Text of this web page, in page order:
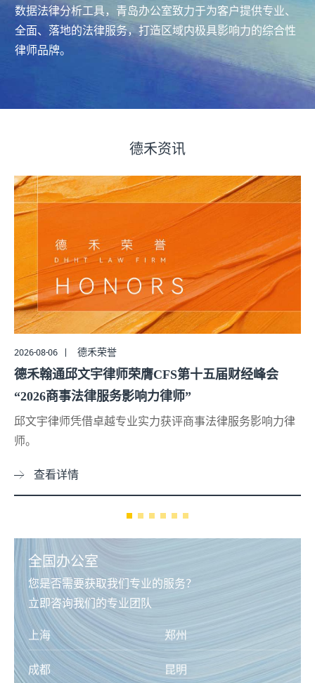
数据法律分析工具，青岛办公室致力于为客户提供专业、
全面、落地的法律服务，打造区域内极具影响力的综合性
律师品牌。
德禾资讯
2026-08-05 德禾动态
合肥市司法局领导一行调研德禾翰通律师事务所
各方围绕区域协同、专业建设与区域法律服务发展深入交
流。
查看详情
全国办公室
您是否需要获取我们专业的服务？
立即咨询我们的专业团队
泰州 常州
芜湖